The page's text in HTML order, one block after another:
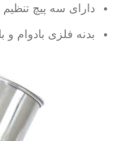
دارای سه پیچ
بدنه فلزی بادوام و